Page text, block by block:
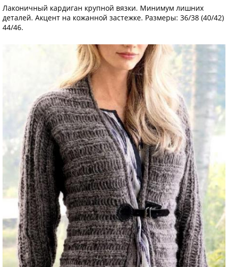
Лаконичный кардиган крупной вязки. Минимум лишних
деталей. Акцент на кожанной застежке. Размеры: 36/38 (40/42)
44/46.